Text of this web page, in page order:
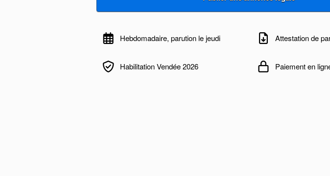
Hebdomadaire, parution le jeudi Attestation de
Habilitation Vendée 2026 Paiement en